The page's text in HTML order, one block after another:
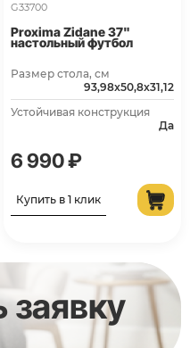
G33700
Proxima Zidane 37"
настольный футбол
Размер стола, см
93,98x50,8x31,12
Устойчивая конструкция
Да
6 990 ₽
Купить в 1 клик
заявку